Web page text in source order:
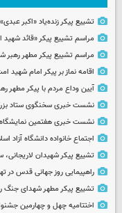
تشییع پیکر زنده‌یاد «اکبر عبدی»
مراسم تشییع پیکر «قائد
مراسم تشییع پیکر مطهر رهبر
اقامه نماز بر پیکر امام شهید
آیین وداع مردم با پیکر مطهر
نشست خبری سخنگوی ستاد
نشست خبری هفتمین
اجتماع خانواده دانشگاه آزاد
تشییع پیکر شهیدان لاریجانی،
راهپیمایی روز جهانی قدس در
تشییع پیکر مطهر شهدای جنگ
اختتامیه چهل و چهارمین